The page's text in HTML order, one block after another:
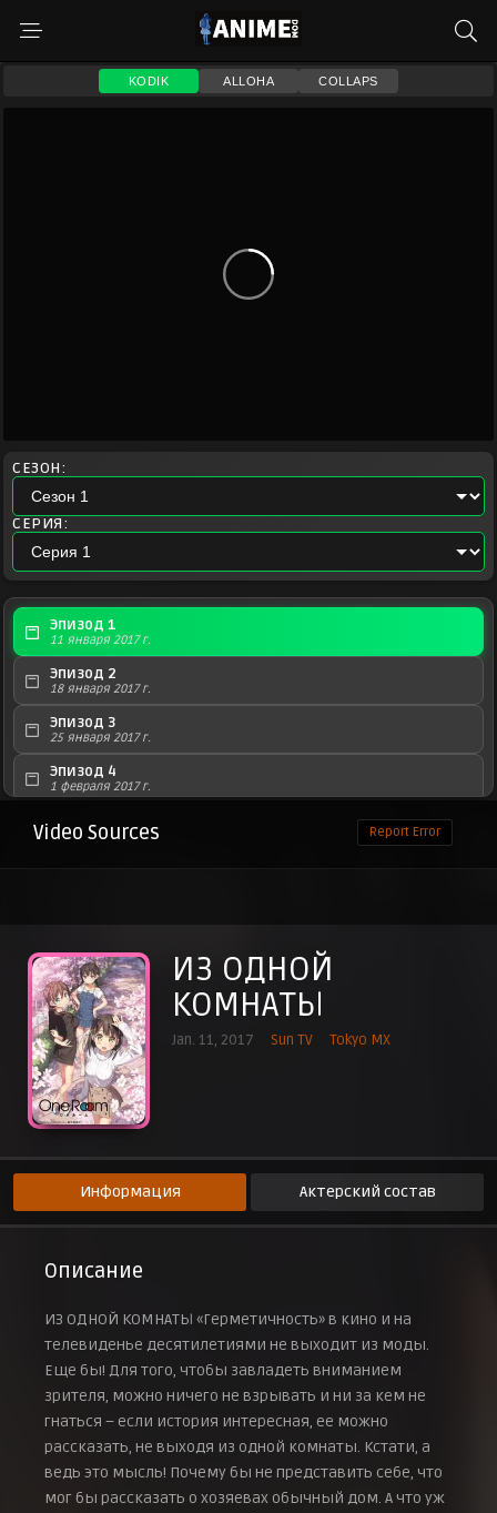
KODIK ALLOHA COLLAPS
СЕЗОН:
СЕРИЯ:
Эпизод 1
11 января 2017 г.
Эпизод 2
18 января 2017 г.
Эпизод 3
25 января 2017 г.
Эпизод 4
1 февраля 2017 г.
Эпизод 5
8 февраля 2017 г.
Эпизод 8
1 марта 2017 г.
Эпизод 9
8 марта 2017 г.
Эпизод 10
15 марта 2017 г.
Эпизод 11
22 марта 2017 г.
Эпизод 12
29 марта 2017 г.
Video Sources Report Error
ИЗ ОДНОЙ
КОМНАТЫ
Jan. 11, 2017 Sun TV Tokyo MX
Информация Актерский состав
Описание
ИЗ ОДНОЙ КОМНАТЫ «Герметичность» в кино и на
телевиденье десятилетиями не выходит из моды.
Еще бы! Для того, чтобы завладеть вниманием
зрителя, можно ничего не взрывать и ни за кем не
гнаться – если история интересная, ее можно
рассказать, не выходя из одной комнаты. Кстати, а
ведь это мысль! Почему бы не представить себе, что
мог бы рассказать о хозяевах обычный дом. А что уж